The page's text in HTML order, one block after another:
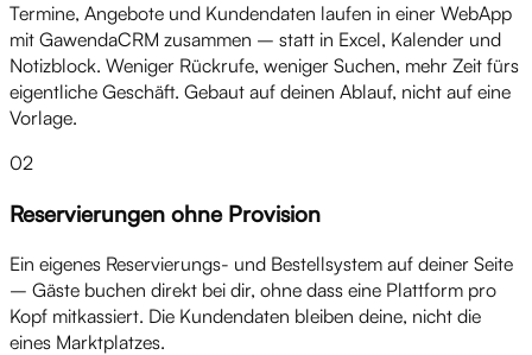
Termine, Angebote und Kundendaten laufen in einer WebApp
mit GawendaCRM zusammen – statt in Excel, Kalender und
Notizblock. Weniger Rückrufe, weniger Suchen, mehr Zeit fürs
eigentliche Geschäft. Gebaut auf deinen Ablauf, nicht auf eine
Vorlage.
02
Reservierungen ohne Provision
Ein eigenes Reservierungs- und Bestellsystem auf deiner Seite
– Gäste buchen direkt bei dir, ohne dass eine Plattform pro
Kopf mitkassiert. Die Kundendaten bleiben deine, nicht die
eines Marktplatzes.